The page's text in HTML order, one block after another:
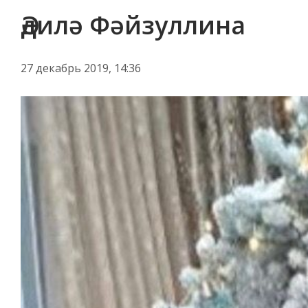
Әдилә Фәйзуллина
27 декабрь 2019, 14:36